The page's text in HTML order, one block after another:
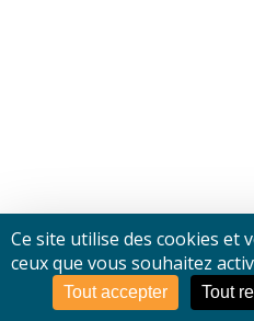
Ce site utilise des cookies et
ceux que vous souhaitez
Tout accepter Tout